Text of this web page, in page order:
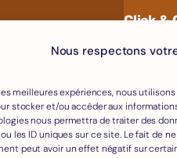
Nous respectons
meilleures expériences, nous
stocker et/ou accéder aux
nous permettra de traiter des
les ID uniques sur ce site. Le fait de
peut avoir un effet négatif sur
Click &
Fromages
Épicerie
Crèmerie
Œufs